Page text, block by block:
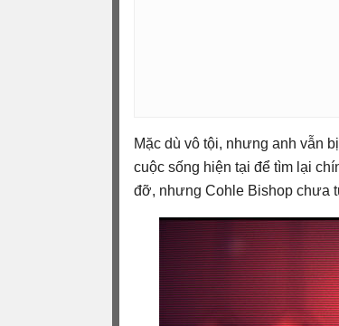
Mặc dù vô tội, nhưng anh vẫn
cuộc sống hiện tại để tìm lại
đỡ, nhưng Cohle Bishop chưa